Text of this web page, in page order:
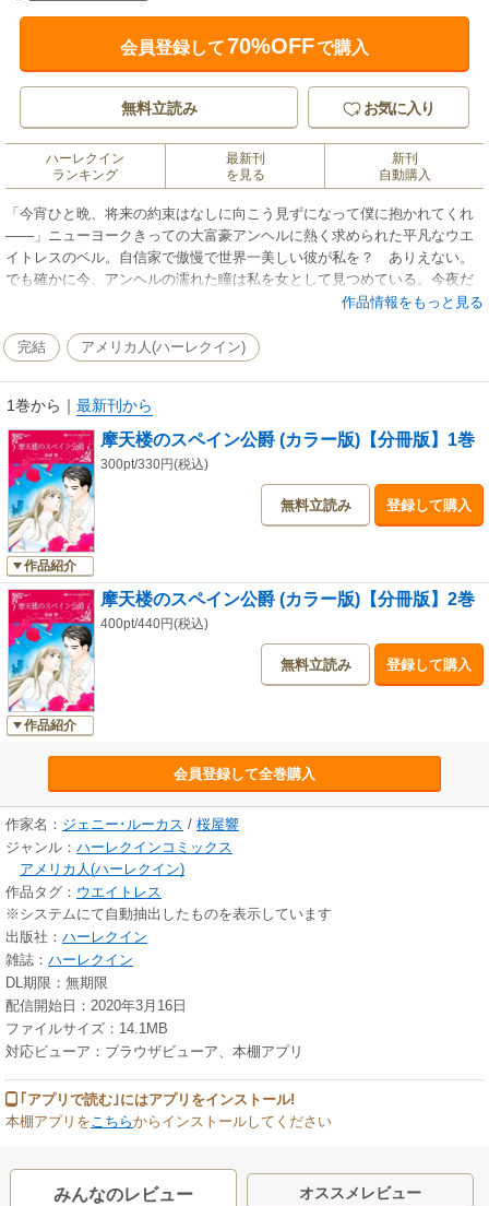
会員登録して70%OFFで購入
無料立読み お気に入り
ハーレクイン
ランキング
最新刊
を見る
新刊
自動購入
「今宵ひと晩、将来の約束はなしに向こう見ずになって僕に抱かれてくれ
――」ニューヨークきっての大富豪アンヘルに熱く求められた平凡なウエ
イトレスのベル。自信家で傲慢で世界一美しい彼が私を？ ありえない。
でも確かに今、アンヘルの濡れた瞳は私を女として見つめている。今夜だ
け…いい子のベルは忘れて奔放になってみたい！ 夢のような経験はベル
生後悔するほどの過ちに変わるまでは…。※この作品はオリジナル版に着
色したものとなります。※この作品は単行本「置き去りの花嫁 (カラー
作品情報をもっと見る
完結 アメリカ人(ハーレクイン)
1巻から ｜ 最新刊から
作品紹介
摩天楼のスペイン公爵 (カラー版)【分冊版】1巻
300pt/330円(税込)
無料立読み 登録して購入
作品紹介
摩天楼のスペイン公爵 (カラー版)【分冊版】2巻
400pt/440円(税込)
無料立読み 登録して購入
会員登録して全巻購入
作家名： ジェニー･ルーカス / 桜屋響
ジャンル： ハーレクインコミックス
アメリカ人(ハーレクイン)
作品タグ： ウエイトレス
※システムにて自動抽出したものを表示しています
出版社： ハーレクイン
雑誌： ハーレクイン
DL期限：無期限
配信開始日：2020年3月16日
ファイルサイズ：14.1MB
対応ビューア：ブラウザビューア、本棚アプリ
｢アプリで読む｣にはアプリをインストール!
本棚アプリをこちらからインストールしてください
みんなのレビュー オススメレビュー